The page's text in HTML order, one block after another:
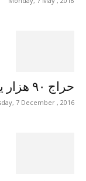
حراج ۹۰ هزار یورویی کتاب شازده کوچولو
7 December , 2016